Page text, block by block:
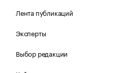
Лента публикаций
Эксперты
Выбор редакции